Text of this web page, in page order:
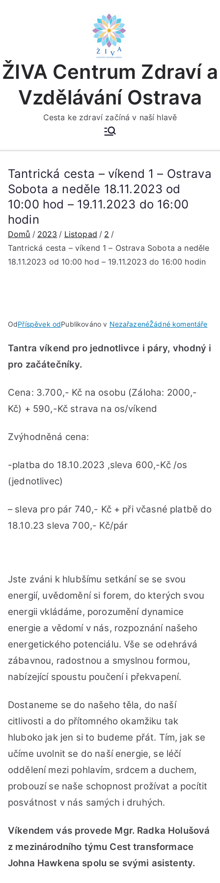
ŽIVA Centrum Zdraví a
Vzdělávání Ostrava
Cesta ke zdraví začíná v naší hlavě
Tantrická cesta – víkend 1 – Ostrava
Sobota a neděle 18.11.2023 od
10:00 hod – 19.11.2023 do 16:00
hodin
Domů 2023 Listopad
2
Tantrická cesta – víkend 1 – Ostrava Sobota a neděle
18.11.2023 od 10:00 hod – 19.11.2023 do 16:00 hodin
OdPříspěvek odPublikováno v NezařazenéŽádné komentářeu
–
Tantra víkend pro jednotlivce i páry, vhodný i
pro začátečníky.
Cena: 3.700,- Kč na osobu (Záloha: 2000,-
Kč) + 590,-Kč strava na os/víkend
Zvýhodněná cena:
-platba do 18.10.2023 ,sleva 600,-Kč /os
(jednotlivec)
– sleva pro pár 740,- Kč + při včasné platbě do
18.10.23 sleva 700,- Kč/pár
Jste zváni k hlubšímu setkání se se svou
energií, uvědomění si forem, do kterých svou
energii vkládáme, porozumění dynamice
energie a vědomí v nás, rozpoznání našeho
energetického potenciálu. Vše se odehrává
zábavnou, radostnou a smyslnou formou,
nabízející spoustu poučení i překvapení.
Dostaneme se do našeho těla, do naší
citlivosti a do přítomného okamžiku tak
hluboko jak jen si to budeme přát. Tím, jak se
učíme uvolnit se do naší energie, se léčí
oddělení mezi pohlavím, srdcem a duchem,
probouzí se naše schopnost prožívat a pocítit
posvátnost v nás samých i druhých.
Víkendem vás provede Mgr. Radka Holušová
z mezinárodního týmu Cest transformace
Johna Hawkena spolu se svými asistenty.